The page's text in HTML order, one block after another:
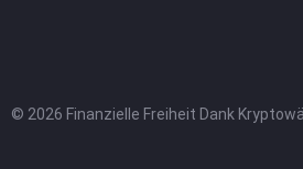
© 2026 Finanzielle Freiheit Dank